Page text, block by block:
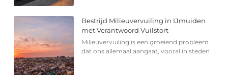
Bestrijd Milieuvervuiling in IJmuiden
met Verantwoord Vuilstort
Milieuvervuiling is een groeiend probleem
dat ons allemaal aangaat, vooral in steden